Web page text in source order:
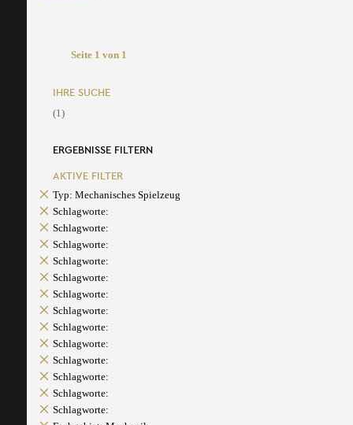
Seite 1 von 1
IHRE SUCHE
(1)
ERGEBNISSE FILTERN
AKTIVE FILTER
Typ: Mechanisches Spielzeug
Schlagworte:
Schlagworte:
Schlagworte:
Schlagworte:
Schlagworte:
Schlagworte:
Schlagworte:
Schlagworte:
Schlagworte:
Schlagworte:
Schlagworte:
Schlagworte:
Schlagworte: